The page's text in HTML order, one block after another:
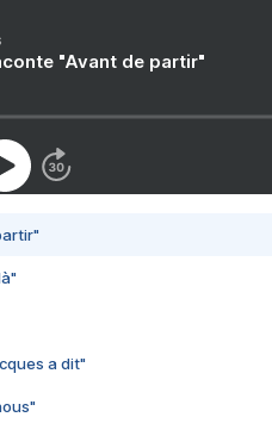
"Avant de partir"
a dit"